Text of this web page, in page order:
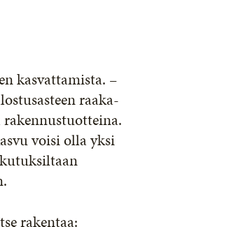
kasvattamista. –
raaka-
voisi olla yksi
rakentaa: